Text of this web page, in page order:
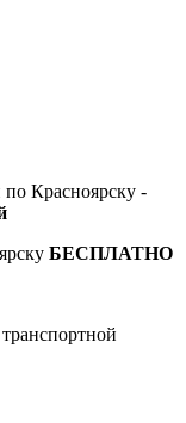
по Красноярску -
БЕСПЛАТНО